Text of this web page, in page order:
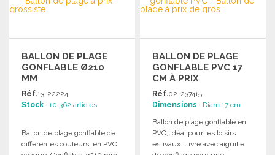
Demander un devis Demander un devis
BALLON DE PLAGE
GONFLABLE Ø210
MM
Réf.13-22224
Stock : 10 362 articles
Ballon de plage gonflable de
différentes couleurs, en PVC
BALLON DE PLAGE
GONFLABLE PVC 17
CM À PRIX
GROSSISTE
Réf.02-237415
Dimensions : Diam 17 cm
Ballon de plage gonflable en
PVC, idéal pour les loisirs
estivaux. Livré avec aiguille